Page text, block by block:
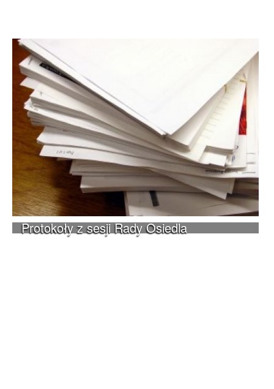
Protokoły z sesji Rady Osiedla